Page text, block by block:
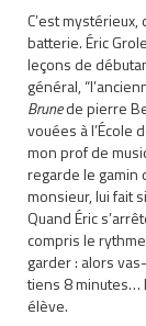
C’est
batterie. Éric
leçons de
général,
Brunede pierre
vouées à l’École
mon prof de
regarde le gamin
monsieur, lui fait
Quand Éric
compris le
garder : alors
tiens 8 minutes…
élève.